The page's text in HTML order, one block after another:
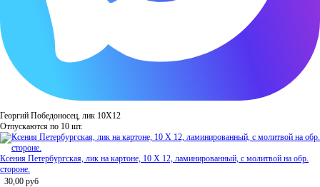
Георгий Победоносец, лик 10Х12
Отпускаются по 10 шт.
Ксения Петербургская, лик на картоне, 10 Х 12, ламинированный, с молитвой на обр.
стороне.
30,00 руб